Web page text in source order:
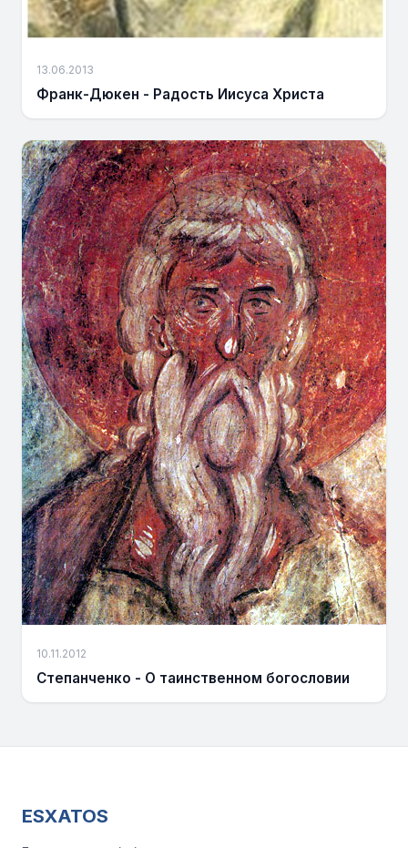
13.06.2013
Франк-Дюкен - Радость Иисуса Христа
10.11.2012
Степанченко - О таинственном богословии
ESXATOS